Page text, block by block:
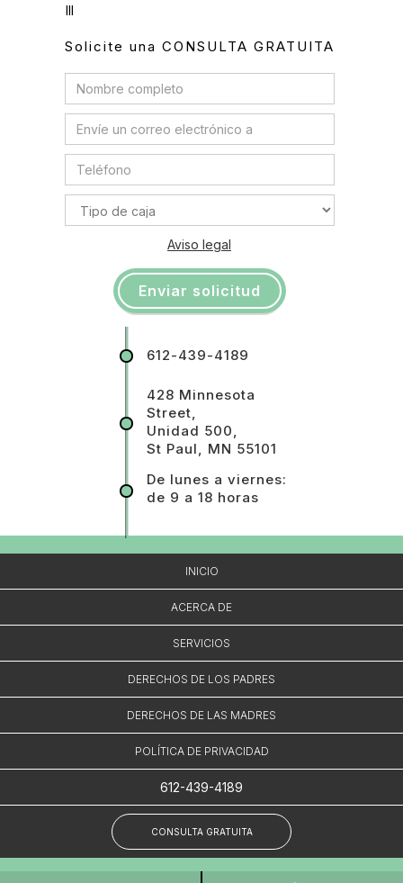
Solicite una CONSULTA GRATUITA
Aviso legal
612-439-4189
428 Minnesota
Street,
Unidad 500,
St Paul, MN 55101
De lunes a viernes:
de 9 a 18 horas
INICIO
ACERCA DE
SERVICIOS
DERECHOS DE LOS PADRES
DERECHOS DE LAS MADRES
POLÍTICA DE PRIVACIDAD
612-439-4189
CONSULTA GRATUITA